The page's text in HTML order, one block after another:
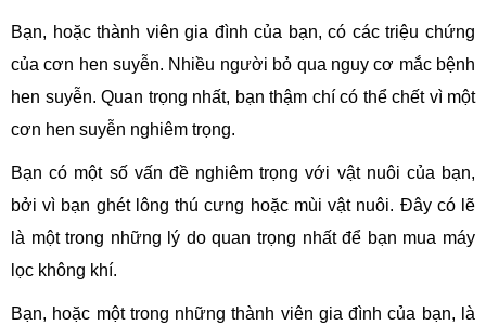
Bạn, hoặc thành viên gia đình của bạn, có các triệu chứng
của cơn hen suyễn. Nhiều người bỏ qua nguy cơ mắc bệnh
hen suyễn. Quan trọng nhất, bạn thậm chí có thể chết vì một
cơn hen suyễn nghiêm trọng.
Bạn có một số vấn đề nghiêm trọng với vật nuôi của bạn,
bởi vì bạn ghét lông thú cưng hoặc mùi vật nuôi. Đây có lẽ
là một trong những lý do quan trọng nhất để bạn mua máy
lọc không khí.
Bạn, hoặc một trong những thành viên gia đình của bạn, là